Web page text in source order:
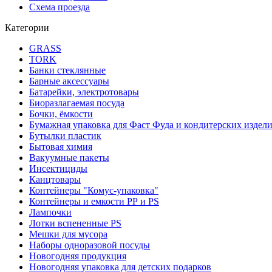
Схема проезда
Категории
GRASS
TORK
Банки стеклянные
Барные аксессуары
Батарейки, электротовары
Биоразлагаемая посуда
Бочки, ёмкости
Бумажная упаковка для Фаст Фуда и кондитерских
Бутылки пластик
Бытовая химия
Вакуумные пакеты
Инсектициды
Канцтовары
Контейнеры "Комус-упаковка"
Контейнеры и емкости РР и PS
Лампочки
Лотки вспененные PS
Мешки для мусора
Наборы одноразовой посуды
Новогодняя продукция
Новогодняя упаковка для детских подарков